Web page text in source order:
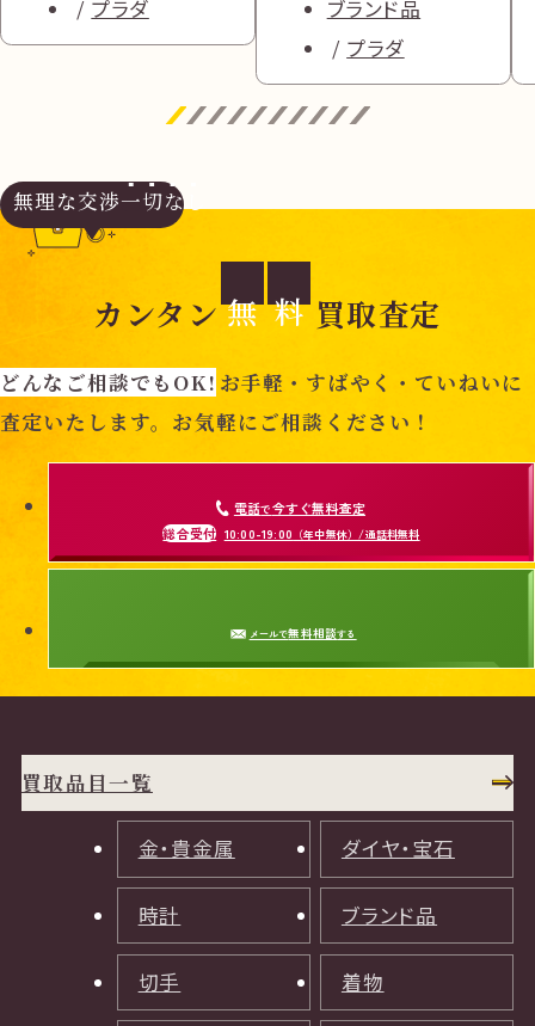
プラダ
ブランド品
プラダ
無理な交渉一切なし
カンタン 無 料 買取査定
どんなご相談でもOK! お手軽・すばやく・ていねいに
査定いたします。お気軽にご相談ください！
電話で今すぐ無料査定
総合受付 10:00-19:00 （年中無休）/通話料無料
メールで無料相談する
買取品目一覧
金・貴金属 ダイヤ・宝石
時計 ブランド品
切手 着物